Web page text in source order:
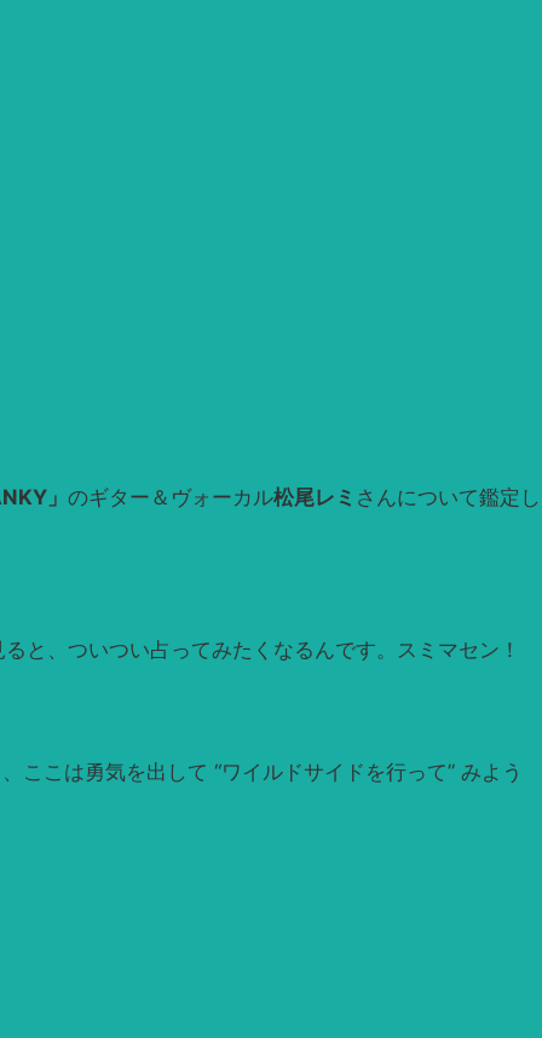
」 のギター＆ヴォーカル松尾レミ さんについて鑑定し
と、ついつい占ってみたくなるんです。スミマセン！
こは勇気を出して “ワイルドサイドを行って” みよう